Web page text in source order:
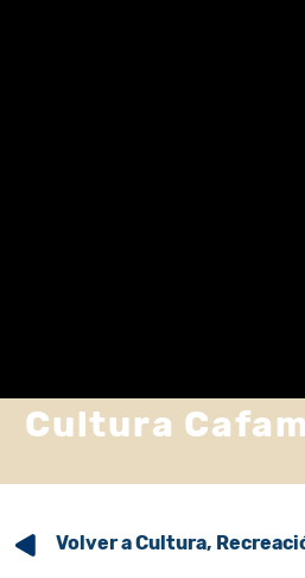
Cultura Cafam
Volver a Cultura,